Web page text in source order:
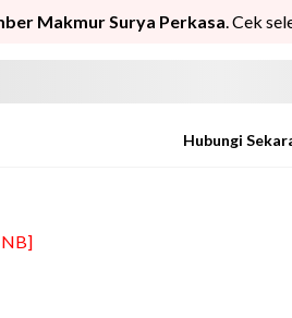
Makmur Surya Perkasa. Cek
Hubungi
NB]